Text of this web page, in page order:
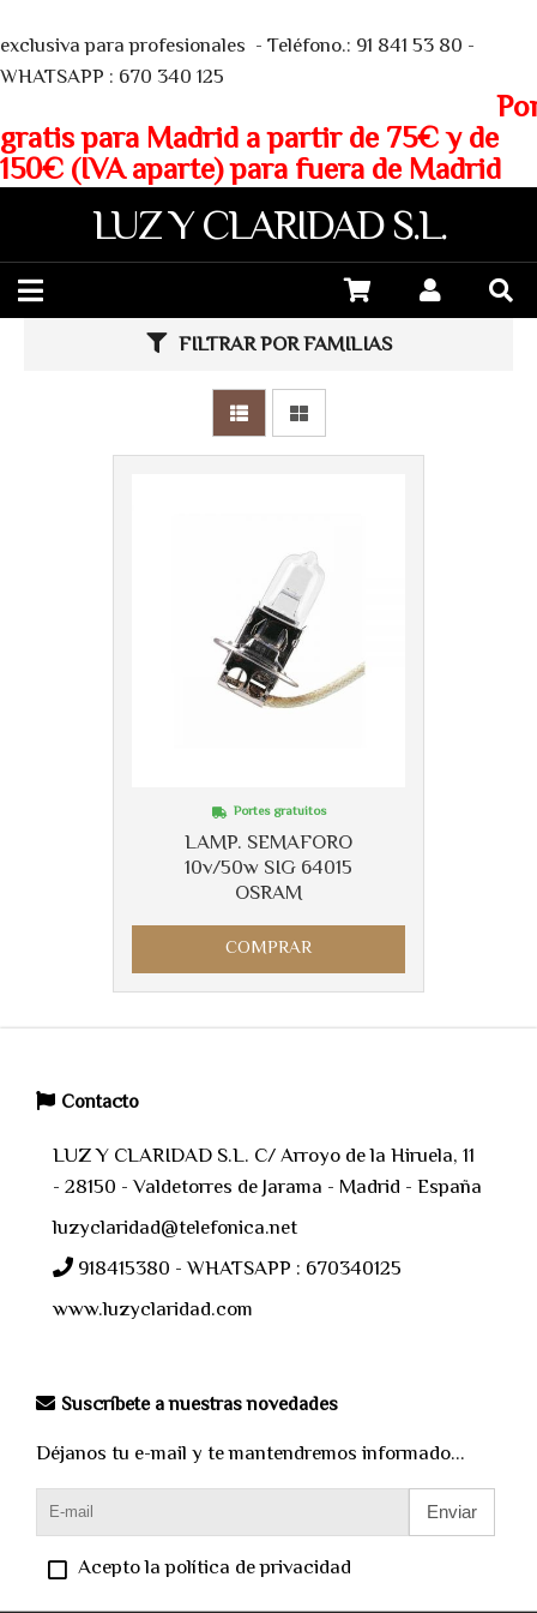
exclusiva para profesionales - Teléfono.: 91 841 53 80 -
WHATSAPP : 670 340 125
gratis para Madrid a partir de 75€ y de
150€ (IVA aparte) para fuera de Madrid
LUZ Y CLARIDAD S.L.
FILTRAR POR FAMILIAS
LAMP. SEMAFORO
10v/50w SIG 64015
OSRAM
Portes gratuitos
COMPRAR
Contacto
LUZ Y CLARIDAD S.L. C/ Arroyo de la Hiruela, 11
- 28150 - Valdetorres de Jarama - Madrid - España
luzyclaridad@telefonica.net
918415380 - WHATSAPP : 670340125
www.luzyclaridad.com
Suscríbete a nuestras novedades
Déjanos tu e-mail y te mantendremos informado...
Enviar
Acepto la política de privacidad